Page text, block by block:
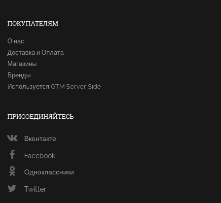
ПОКУПАТЕЛЯМ
О нас
Доставка и Оплата
Магазины
Бренды
Используется GTM Server Side
ПРИСОЕДИНЯЙТЕСЬ
Вконтакте
Facebook
Одноклассники
Twitter